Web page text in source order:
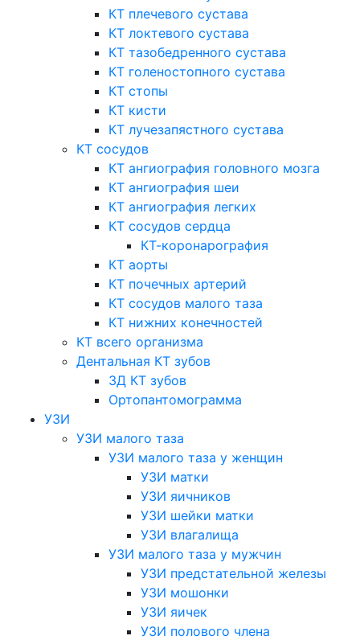
КТ плечевого сустава
КТ локтевого сустава
КТ тазобедренного сустава
КТ голеностопного сустава
КТ стопы
КТ кисти
КТ лучезапястного сустава
КТ сосудов
КТ ангиография головного мозга
КТ ангиография шеи
КТ ангиография легких
КТ сосудов сердца
КТ-коронарография
КТ аорты
КТ почечных артерий
КТ сосудов малого таза
КТ нижних конечностей
КТ всего организма
Дентальная КТ зубов
3Д КТ зубов
Ортопантомограмма
УЗИ
УЗИ малого таза
УЗИ малого таза у женщин
УЗИ матки
УЗИ яичников
УЗИ шейки матки
УЗИ влагалища
УЗИ малого таза у мужчин
УЗИ предстательной железы
УЗИ мошонки
УЗИ яичек
УЗИ полового члена